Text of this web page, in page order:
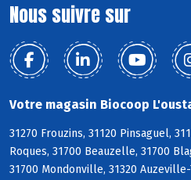
Nous suivre sur
Votre magasin Biocoop
31270 Frouzins, 31120 Pinsaguel,
Roques, 31700 Beauzelle, 31700
31700 Mondonville, 31320